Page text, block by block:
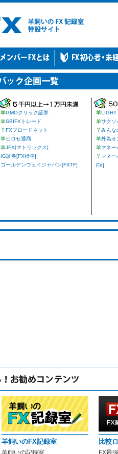
羊GMOクリック証券
羊SBIFXトレード
羊FXブロードネット
羊ヒロセ通商
羊JFX[マトリックス]
IG証券[FX標準]
ゴールデンウェイジャパン[FXTF]
羊LIGHT
羊サクソ
羊みんな
羊外為オ
羊マネー
羊マネー
FX]
羊飼いのFX記録室
羊飼いの記録室
比較
FX最